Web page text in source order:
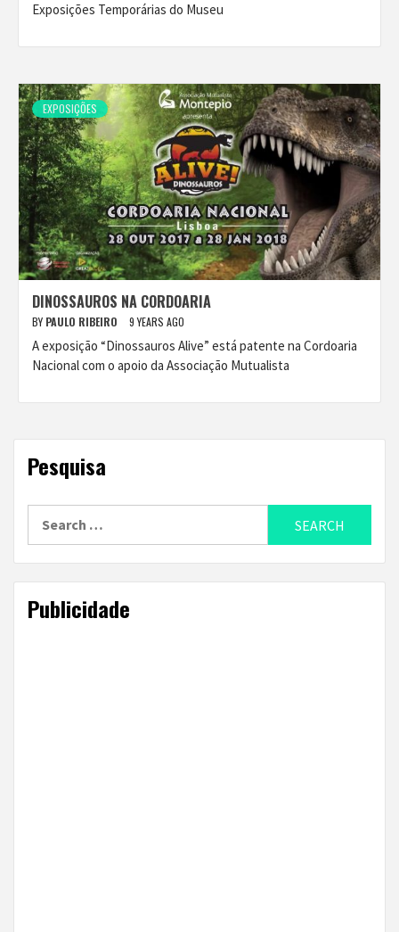
Exposições Temporárias do Museu
EXPOSIÇÕES
DINOSSAUROS NA CORDOARIA
BY PAULO RIBEIRO 9 YEARS AGO
A exposição “Dinossauros Alive” está patente na Cordoaria
Nacional com o apoio da Associação Mutualista
Pesquisa
Publicidade